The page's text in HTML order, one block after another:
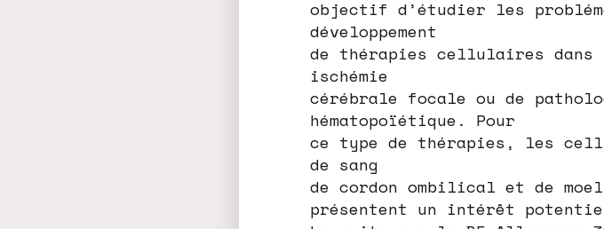
objectif d’étudier les
développement
de thérapies cellulaires dans
ischémie
cérébrale focale ou de
hématopoïétique. Pour
ce type de thérapies, les
de sang
de cordon ombilical et de
présentent un intérêt